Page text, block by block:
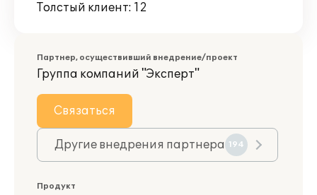
Толстый клиент: 12
Партнер, осуществивший внедрение/проект
Группа компаний "Эксперт"
Связаться
Другие внедрения партнера 194
Продукт